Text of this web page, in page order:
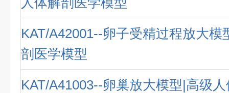
KAT/A42001--卵子受精过程放大模
剖医学模型
KAT/A41003--卵巢放大模型|高级